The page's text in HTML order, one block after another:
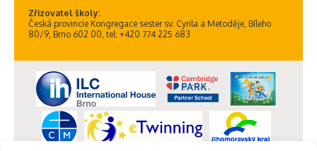
Zřizovatel školy:
Česká provincie Kongregace sester sv. Cyrila a Metoděje, Bíleho
80/9, Brno 602 00, tel: +420 774 225 683